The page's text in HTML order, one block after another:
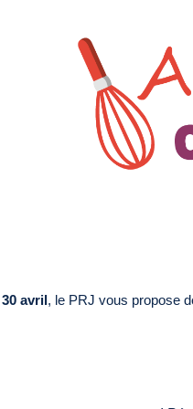
30 avril , le PRJ vous propose